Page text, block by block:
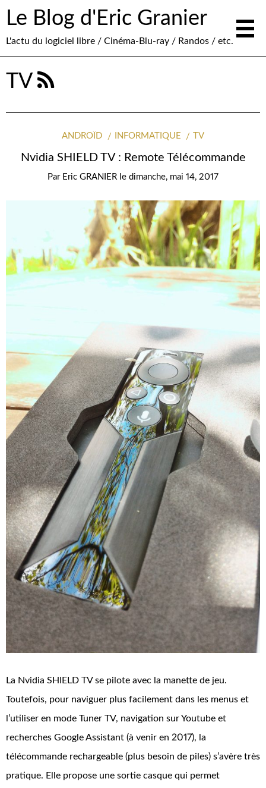
Le Blog d'Eric Granier
L'actu du logiciel libre / Cinéma-Blu-ray / Randos / etc.
TV
ANDROÏD INFORMATIQUE TV
Nvidia SHIELD TV : Remote Télécommande
Par Eric GRANIER le dimanche, mai 14, 2017
La Nvidia SHIELD TV se pilote avec la manette de jeu.
Toutefois, pour naviguer plus facilement dans les menus et
l’utiliser en mode Tuner TV, navigation sur Youtube et
recherches Google Assistant (à venir en 2017), la
télécommande rechargeable (plus besoin de piles) s’avère très
pratique. Elle propose une sortie casque qui permet